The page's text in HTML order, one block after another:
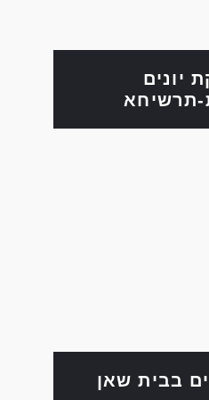
יונים
תרשיחא
בבית שאן